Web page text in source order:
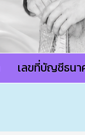
เลขที่บัญชีธนา